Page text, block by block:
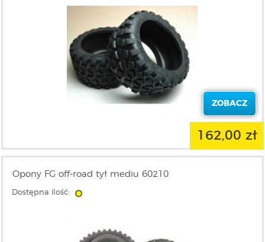
ZOBACZ
162,00 zł
Opony FG off-road tył mediu 60210
Dostępna ilość: